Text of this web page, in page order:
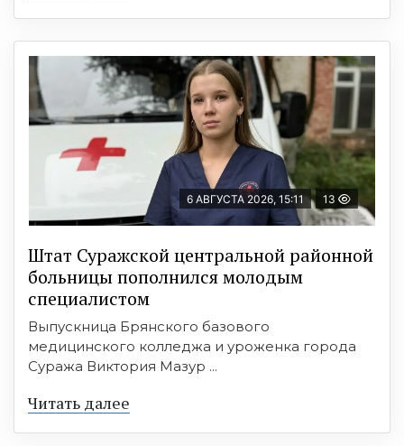
6 АВГУСТА 2026, 15:11 13
Штат Суражской центральной районной
больницы пополнился молодым
специалистом
Выпускница Брянского базового
медицинского колледжа и уроженка города
Суража Виктория Мазур ...
Читать далее